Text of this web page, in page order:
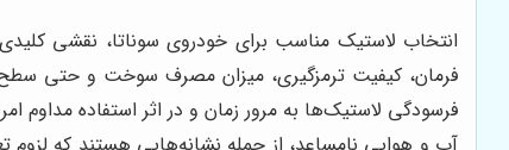
انتخاب لاستیک مناسب برای خودروی سوناتا، نقشی
فرمان، کیفیت ترمزگیری، میزان مصرف سوخت و حتی سطح
فرسودگی لاستیک‌ها به مرور زمان و در اثر استفاده